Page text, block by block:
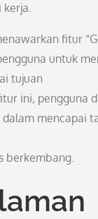
kerja.
fitur
untuk
tujuan
ini, pengguna
mencapai
berkembang.